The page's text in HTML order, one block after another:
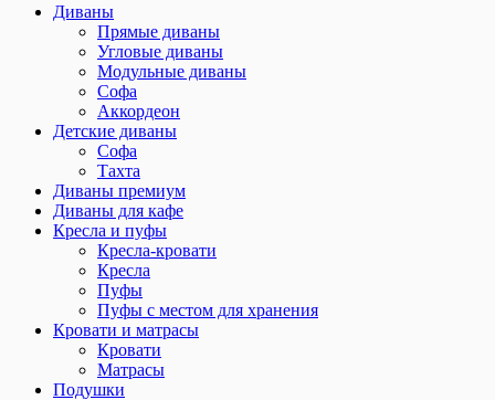
Диваны
Прямые диваны
Угловые диваны
Модульные диваны
Софа
Аккордеон
Детские диваны
Софа
Тахта
Диваны премиум
Диваны для кафе
Кресла и пуфы
Кресла-кровати
Кресла
Пуфы
Пуфы с местом для хранения
Кровати и матрасы
Кровати
Матрасы
Подушки